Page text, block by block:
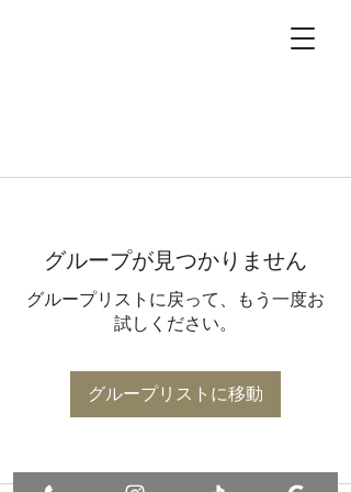
グループが見つかりません
グループリストに戻って、もう一度お
試しください。
グループリストに移動